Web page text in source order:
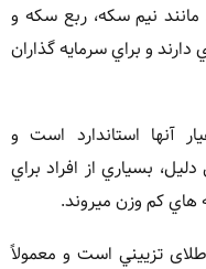
نيم سکه، ربع سکه و
و براي سرمايه گذاران
آنها استاندارد است و
بسياري از افراد براي
کم وزن ميروند.
تزييني است و معمولاً